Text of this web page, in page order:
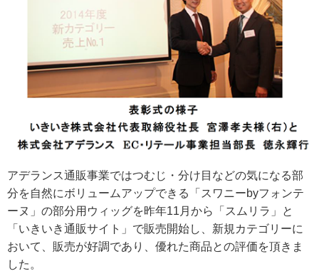
アデランス通販事業ではつむじ・分け目などの気になる部
分を自然にボリュームアップできる「スワニーbyフォンテ
ーヌ」の部分用ウィッグを昨年11月から「スムリラ」と
「いきいき通販サイト」で販売開始し、新規カテゴリーに
おいて、販売が好調であり、優れた商品との評価を頂きま
した。